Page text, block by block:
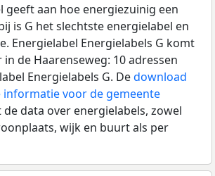
geeft aan hoe energiezuinig een
is G het slechtste energielabel en
Energielabel Energielabels G komt
de Haarenseweg: 10 adressen
Energielabels G. Dedownload
voor de gemeente
de data over energielabels, zowel
wijk en buurt als per